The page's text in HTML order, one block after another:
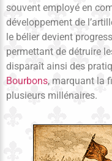
souvent employé en
développement de
le bélier devient
permettant de détruire
disparaît ainsi des
Bourbons, marquant la
plusieurs millénaires.